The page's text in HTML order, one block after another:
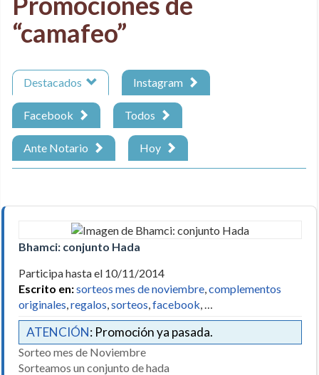
“camafeo”
Destacados Instagram
Facebook Todos
Ante Notario Hoy
Bhamci: conjunto Hada
Participa hasta el 10/11/2014
Escrito en:sorteos mes de noviembre,complementos
originales,regalos,sorteos,facebook, …
ATENCIÓN: Promoción ya pasada.
Sorteo mes de Noviembre
Sorteamos un conjunto de hada